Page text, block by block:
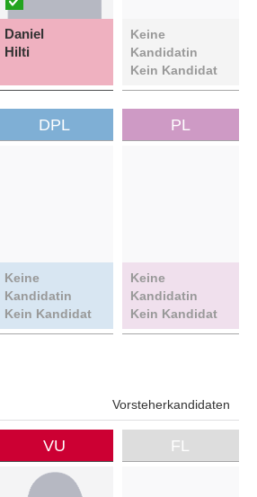
Daniel
Hilti
Keine
Kandidatin
Kein Kandidat
DPL
Keine
Kandidatin
Kein Kandidat
PL
Keine
Kandidatin
Kein Kandidat
Vorsteherkandidaten
VU FL